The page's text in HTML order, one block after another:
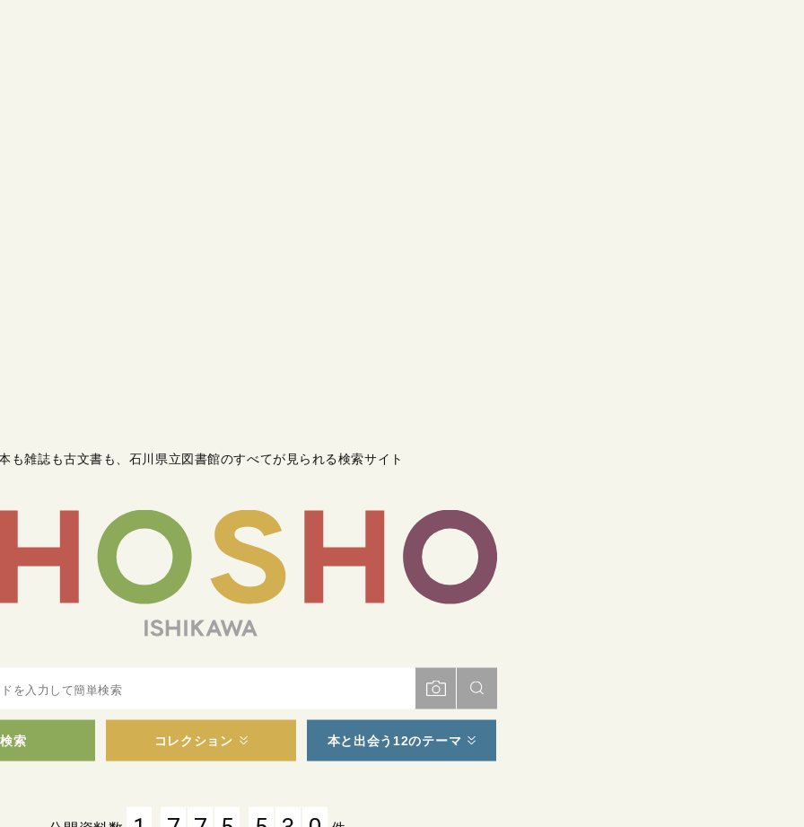
も雑誌も古文書も 石川県立図書館のすべてが見られる検索サイト
索 コレクション 本と出会う12のテーマ